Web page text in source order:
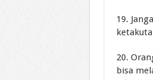
19.
20.
bisa